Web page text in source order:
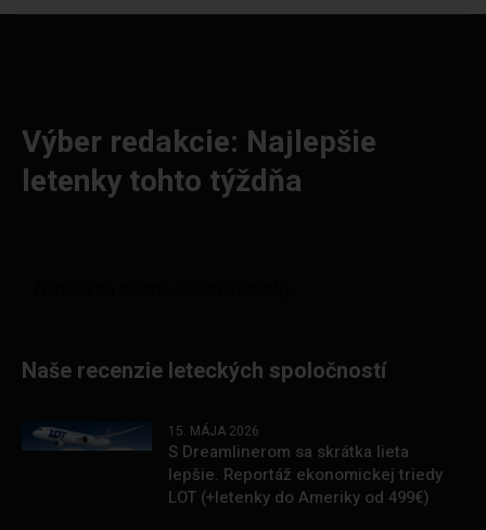
Výber redakcie: Najlepšie
letenky tohto týždňa
Naše recenzie leteckých spoločností
15. MÁJA 2026
S Dreamlinerom sa skrátka lieta
lepšie. Reportáž ekonomickej triedy
LOT (+letenky do Ameriky od 499€)